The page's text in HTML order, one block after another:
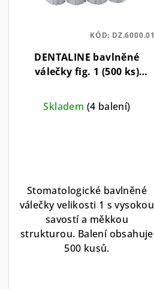
ů
DENTALINE bavlněné
válečky fig. 1 (500 ks)
stomatologii – velikost 1
Skladem (4 balení)
Stomatologické bavlněné
válečky velikosti 1 s vysokou
savostí a měkkou
strukturou. Balení obsahuje
500 kusů.
KÓD: DZ.6000.01